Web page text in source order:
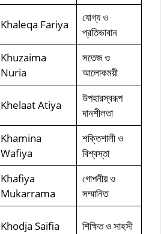
Khaleqa Fariya
যোগ্য ও
প্রতিভাবান
Khuzaima
Nuria
সতেজ ও
আলোকময়ী
Khelaat Atiya
উপহারস্বরূপ
দানশীলতা
Khamina
Wafiya
শক্তিশালী ও
বিশ্বস্তা
Khafiya
Mukarrama
গোপনীয় ও
সম্মানিত
Khodja Saifia শিক্ষিত ও সাহসী